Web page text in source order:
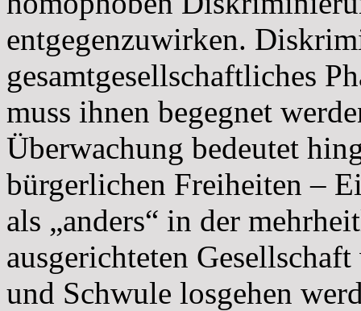
entgegenzuwirken.
gesamtgesellschaftliches
muss ihnen begegnet
Überwachung bedeutet
bürgerlichen Freiheiten –
als „anders“ in der
ausgerichteten
und Schwule losgehen